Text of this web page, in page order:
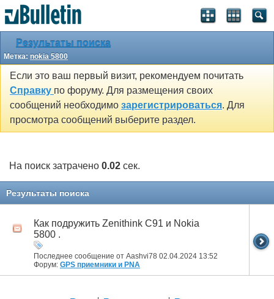
Результаты поиска
Метка: nokia 5800
Если это ваш первый визит, рекомендуем почитать
Справку по форуму. Для размещения своих
сообщений необходимо зарегистрироваться. Для
просмотра сообщений выберите раздел.
На поиск затрачено 0.02 сек.
Результаты поиска
Как подружить Zenithink С91 и Nokia
5800 .
Последнее сообщение от Aashvi78 02.04.2024 13:52
Форум: GPS приемники и PNA